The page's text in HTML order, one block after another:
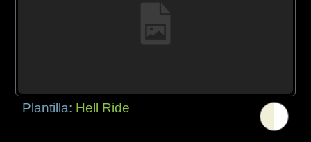
Plantilla: Hell Ride